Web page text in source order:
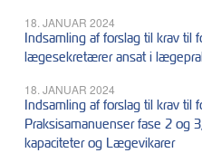
18. JANUAR 2024
Indsamling af forslag til krav til
lægesekretærer ansat i
18. JANUAR 2024
Indsamling af forslag til krav til
Praksisamanuenser fase 2 og
kapaciteter og Lægevikarer